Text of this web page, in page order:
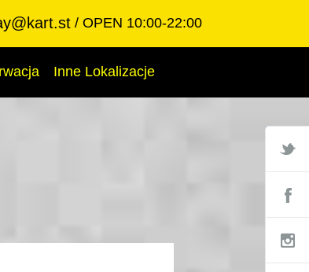
OPEN 10:00-22:00
Inne Lokalizacje